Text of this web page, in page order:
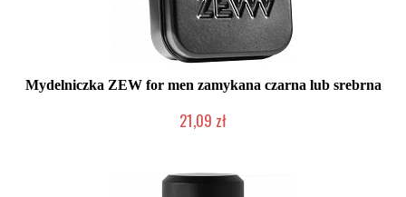
Mydelniczka ZEW for men zamykana czarna lub srebrna
21,09 zł